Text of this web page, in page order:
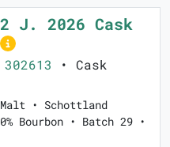
J. 2026 Cask
302613 • Cask
• Schottland
Bourbon • Batch 29 •